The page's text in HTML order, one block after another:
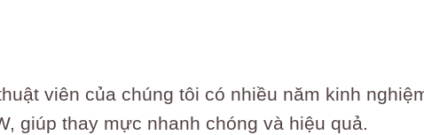
viên của chúng tôi có nhiều năm kinh
giúp thay mực nhanh chóng và hiệu quả.